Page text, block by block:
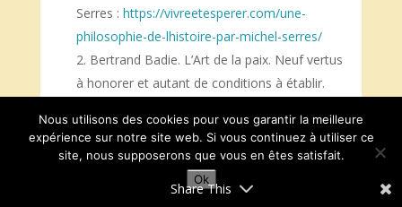
Serres : https://vivreetesperer.com/une-
philosophie-de-lhistoire-par-michel-serres/
Bertrand Badie. L’Art de la paix. Neuf vertus
à honorer et autant de conditions à établir.
Mandela et Gandhi, acteurs de libération et
de réconciliation :
https://vivreetesperer.com/non-violence-une-
demarche-spirituelle-et-politique/
Share This
Nous utilisons des cookies pour vous garantir la meilleure
expérience sur notre site web. Si vous continuez à utiliser ce
site, nous supposerons que vous en êtes satisfait.
Ok